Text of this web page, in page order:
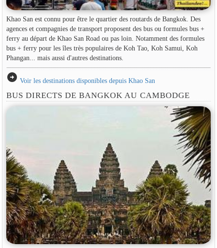
Khao San est connu pour être le quartier des routards de Bangkok. Des
agences et compagnies de transport proposent des bus ou formules bus +
ferry au départ de Khao San Road ou pas loin. Notamment des formules
bus + ferry pour les îles très populaires de Koh Tao, Koh Samui, Koh
Phangan... mais aussi d'autres destinations.
arrow_circle_right Voir les destinations disponibles depuis Khao San
BUS DIRECTS DE BANGKOK AU CAMBODGE